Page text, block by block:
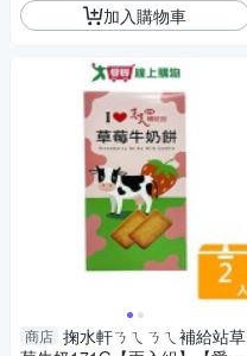
加入購物車
商店 掬水軒ㄋㄟㄋㄟ補給站草